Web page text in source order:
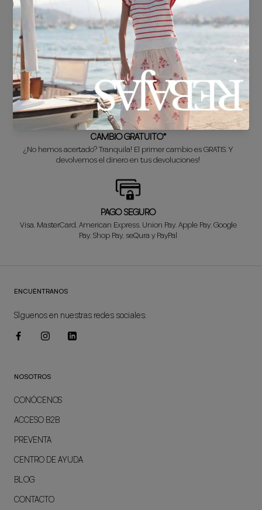
En compras superiores a 30€.
ENTREGA EN 24/48h
Sabemos que no puedes esperar a estrenar tu nuevo look, así que lo
preparamos súper rápido para ti.
CAMBIO GRATUITO*
¿No hemos acertado? Tranquila! El primer cambio es GRATIS. Y
devolvemos el dinero en tus devoluciones!
PAGO SEGURO
Visa, MasterCard, American Express, Union Pay, Apple Pay, Google
Pay, Shop Pay, seQura y PayPal
ENCUÉNTRANOS
SÍguenos en nuestras redes sociales:
NOSOTROS
CONÓCENOS
ACCESO B2B
PREVENTA
CENTRO DE AYUDA
BLOG
CONTACTO